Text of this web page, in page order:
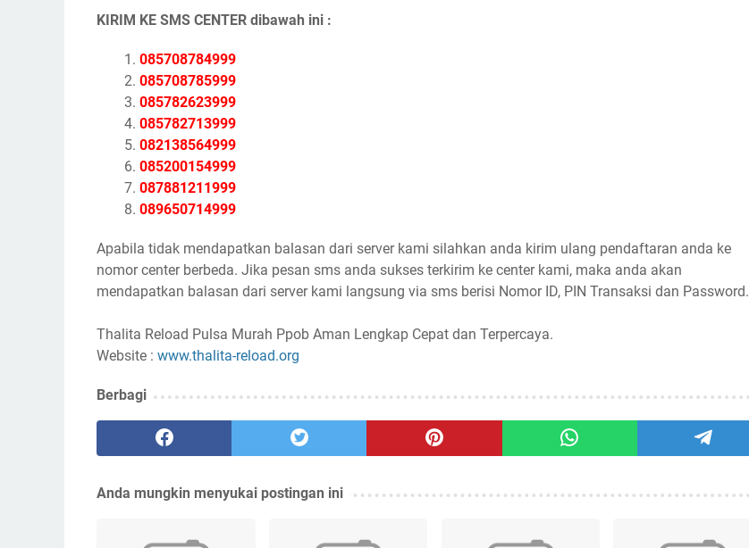
KIRIM KE SMS CENTER dibawah ini :
085708784999
085708785999
085782623999
085782713999
082138564999
085200154999
087881211999
089650714999
Apabila tidak mendapatkan balasan dari server kami silahkan anda kirim ulang pendaftaran anda ke
nomor center berbeda. Jika pesan sms anda sukses terkirim ke center kami, maka anda akan
mendapatkan balasan dari server kami langsung via sms berisi Nomor ID, PIN Transaksi dan Password.
Thalita Reload Pulsa Murah Ppob Aman Lengkap Cepat dan Terpercaya.
Website : www.thalita-reload.org
Berbagi
Anda mungkin menyukai postingan ini